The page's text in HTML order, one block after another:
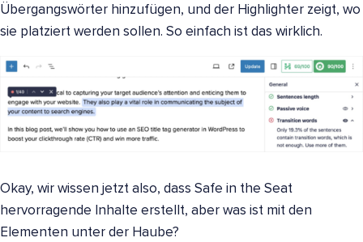
Übergangswörter hinzufügen, und der Highlighter zeigt, wo
sie platziert werden sollen. So einfach ist das wirklich.
Okay, wir wissen jetzt also, dass Safe in the Seat
hervorragende Inhalte erstellt, aber was ist mit den
Elementen unter der Haube?